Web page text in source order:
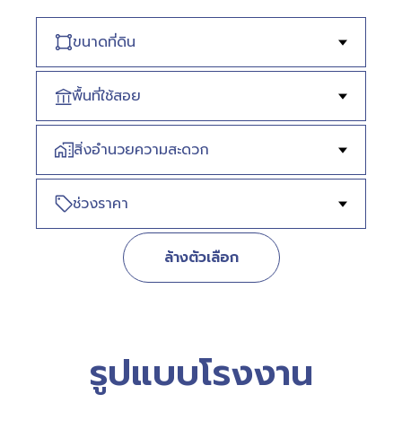
ขนาดที่ดิน
พื้นที่ใช้สอย
สิ่งอำนวยความสะดวก
ช่วงราคา
ล้างตัวเลือก
รูปแบบโรงงาน